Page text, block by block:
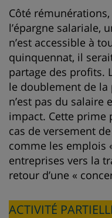
Côté
l’épargne salariale,
n’est accessible à
quinquennat, il
partage des profits.
le doublement de la
n’est pas du salaire
impact. Cette prime
cas de versement
comme les emplois
entreprises vers la
retour d’une «
ACTIVITÉ